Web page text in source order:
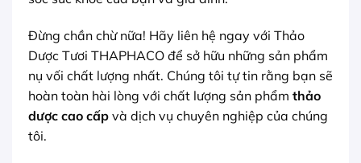
Đừng chần chừ nữa! Hãy liên hệ ngay với Thảo
Dược Tươi THAPHACO để sở hữu những sản phẩm
nụ vối chất lượng nhất. Chúng tôi tự tin rằng bạn sẽ
hoàn toàn hài lòng với chất lượng sản phẩm thảo
dược cao cấp và dịch vụ chuyên nghiệp của chúng
tôi.